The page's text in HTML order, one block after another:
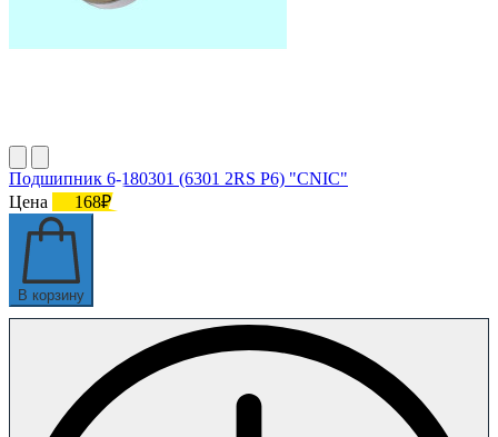
Подшипник 6-180301 (6301 2RS P6) "CNIC"
Цена
168₽
В корзину